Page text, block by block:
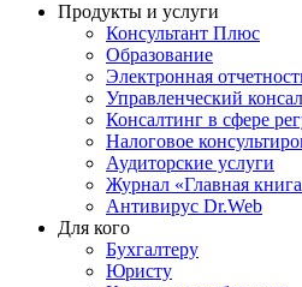
Продукты и услуги
Консультант Плюс
Образование
Электронная
Управленческий
Консалтинг в сфере
Налоговое
Аудиторские услуги
Журнал «Главная
Антивирус Dr.Web
Для кого
Бухгалтеру
Юристу